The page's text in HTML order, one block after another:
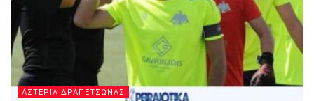
ΑΣΤΕΡΙΑ ΔΡΑΠΕΤΣΩΝΑΣ